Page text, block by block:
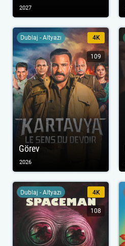
2027
Görev
Dublaj - Altyazı 4K
109
2026
Dublaj - Altyazı 4K
108